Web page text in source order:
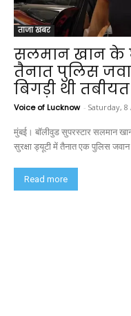
ताजा खबर
सलमान खान के
तैनात पुलिस
बिगड़ी थी तबीयत
Voice of Lucknow - Saturday, 8
मुंबई। बॉलीवुड सुपरस्टार सलमान
सुरक्षा ड्यूटी में तैनात एक पुलिस
Read more